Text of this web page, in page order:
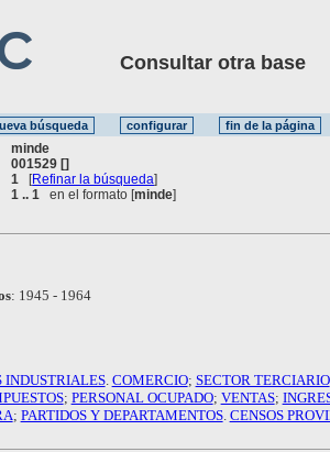
Consultar otra base
minde
001529 []
1 [Refinar la búsqueda]
1 .. 1 en el formato [minde]
: 1945 - 1964
INDUSTRIALES. COMERCIO; SECTOR TERCIARIO
; PERSONAL OCUPADO; VENTAS;
; PARTIDOS Y DEPARTAMENTOS. CENSOS